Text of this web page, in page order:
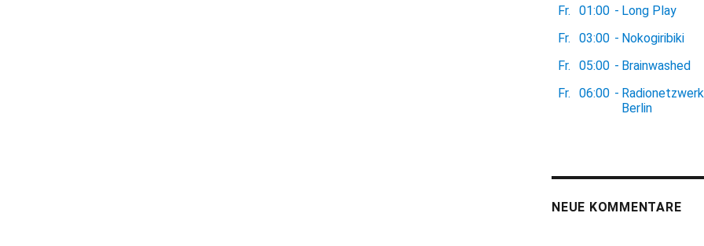
Fr.
01:00 - Long Play
Fr.
03:00 - Nokogiribiki
Fr.
05:00 - Brainwashed
Fr.
06:00 - Radionetzwerk
Berlin
NEUE KOMMENTARE